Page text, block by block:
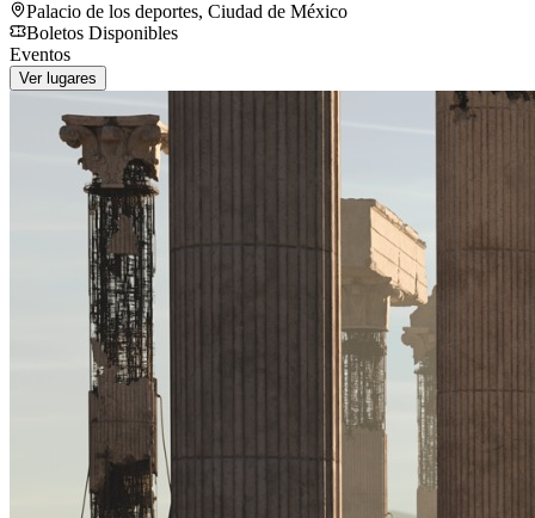
Palacio de los deportes, Ciudad de México
Boletos Disponibles
Eventos
Ver lugares